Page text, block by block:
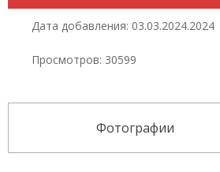
Дата добавления: 03.03.2024.2024
Просмотров: 30599
Фотографии